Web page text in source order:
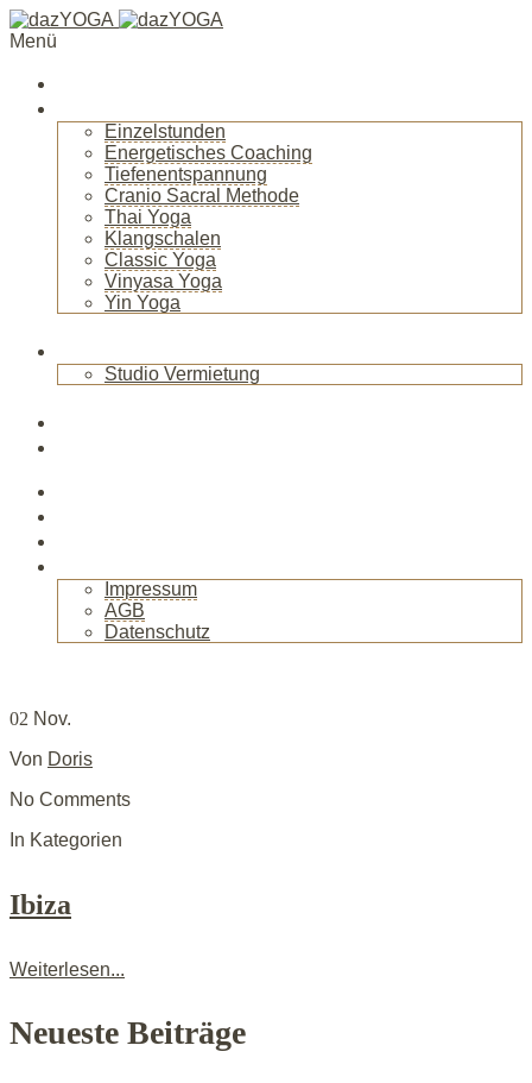
Menü
Einzelstunden
Energetisches Coaching
Tiefenentspannung
Cranio Sacral Methode
Thai Yoga
Klangschalen
Classic Yoga
Vinyasa Yoga
Yin Yoga
Studio Vermietung
Impressum
AGB
Datenschutz
02 Nov.
Von Doris
No Comments
In Kategorien
Ibiza
Weiterlesen...
Neueste Beiträge